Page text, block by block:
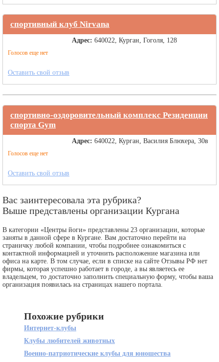
спортивный клуб Nirvana
Голосов еще нет
Адрес: 640022, Курган, Гоголя, 128
Оставить свой отзыв
спортивно-оздоровительный комплекс Резиденции
спорта Gym
Голосов еще нет
Адрес: 640022, Курган, Василия Блюхера, 30в
Оставить свой отзыв
Вас заинтересовала эта рубрика?
Выше представлены организации Кургана
В категории «Центры йоги» представлены 23 организации, которые
заняты в данной сфере в Кургане. Вам достаточно перейти на
страничку любой компании, чтобы подробнее ознакомиться с
контактной информацией и уточнить расположение магазина или
офиса на карте. В том случае, если в списке на сайте Отзывы РФ нет
фирмы, которая успешно работает в городе, а вы являетесь ее
владельцем, то достаточно заполнить специальную форму, чтобы ваша
организация появилась на страницах нашего портала.
Похожие рубрики
Интернет-клубы
Клубы любителей животных
Военно-патриотические клубы для юношества